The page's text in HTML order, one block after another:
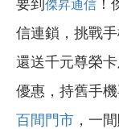
要到 傑昇通信 ！
信連鎖，挑戰
還送千元尊榮卡
優惠，持舊手
百間門市 ，一